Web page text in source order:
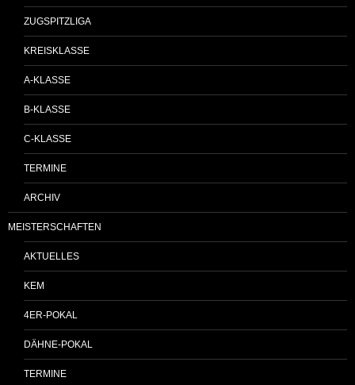
ZUGSPITZLIGA
KREISKLASSE
A-KLASSE
B-KLASSE
C-KLASSE
TERMINE
ARCHIV
MEISTERSCHAFTEN
AKTUELLES
KEM
4ER-POKAL
DÄHNE-POKAL
TERMINE